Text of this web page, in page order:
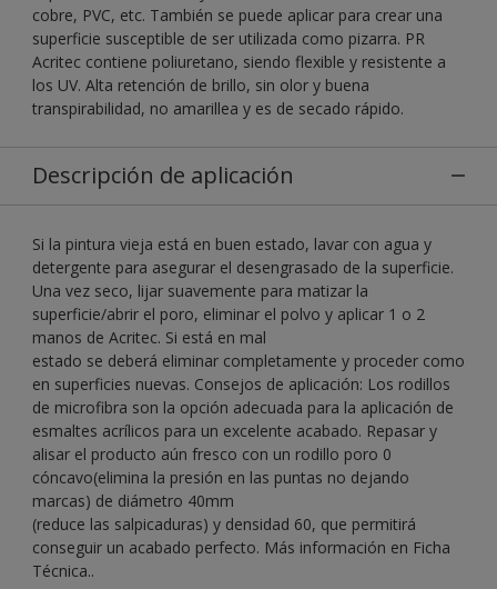
cobre, PVC, etc. También se puede aplicar para crear una
superficie susceptible de ser utilizada como pizarra. PR
Acritec contiene poliuretano, siendo flexible y resistente a
los UV. Alta retención de brillo, sin olor y buena
transpirabilidad, no amarillea y es de secado rápido.
Descripción de aplicación
Si la pintura vieja está en buen estado, lavar con agua y
detergente para asegurar el desengrasado de la superficie.
Una vez seco, lijar suavemente para matizar la
superficie/abrir el poro, eliminar el polvo y aplicar 1 o 2
manos de Acritec. Si está en mal
estado se deberá eliminar completamente y proceder como
en superficies nuevas. Consejos de aplicación: Los rodillos
de microfibra son la opción adecuada para la aplicación de
esmaltes acrílicos para un excelente acabado. Repasar y
alisar el producto aún fresco con un rodillo poro 0
cóncavo(elimina la presión en las puntas no dejando
marcas) de diámetro 40mm
(reduce las salpicaduras) y densidad 60, que permitirá
conseguir un acabado perfecto. Más información en Ficha
Técnica..